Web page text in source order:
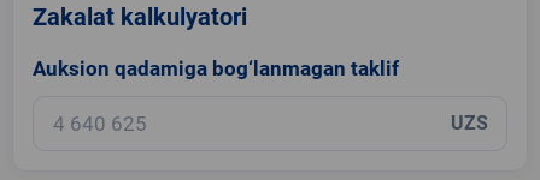
Zakalat kalkulyatori
Auksion qadamiga bog‘lanmagan taklif
UZS